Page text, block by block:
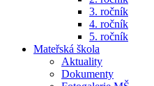
3. ročník
4. ročník
5. ročník
Mateřská škola
Aktuality
Dokumenty